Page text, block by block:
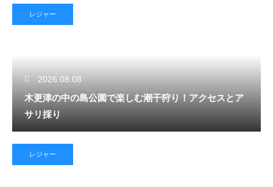
レジャー
2026.08.08
木更津の中の島公園で楽しむ潮干狩り！アクセスとア
サリ採り
レジャー